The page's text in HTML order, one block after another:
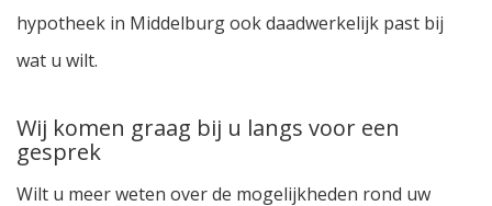
hypotheek in Middelburg ook daadwerkelijk past bij
wat u wilt.
Wij komen graag bij u langs voor een
gesprek
Wilt u meer weten over de mogelijkheden rond uw